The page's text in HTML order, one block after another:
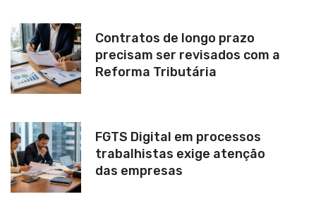
Contratos de longo prazo
precisam ser revisados com a
Reforma Tributária
FGTS Digital em processos
trabalhistas exige atenção
das empresas